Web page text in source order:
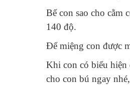
Bế con sao cho cằm
140 độ.
Để miệng con được
Khi con có biểu
cho con bú ngay